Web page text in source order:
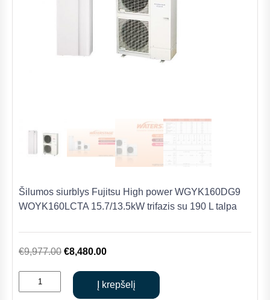
Šilumos siurblys Fujitsu High power WGYK160DG9
WOYK160LCTA 15.7/13.5kW trifazis su 190 L talpa
€9,977.00 Original
was:
€9,977.00.
€8,480.00Current
produkto
kiekis:
Į krepšelį